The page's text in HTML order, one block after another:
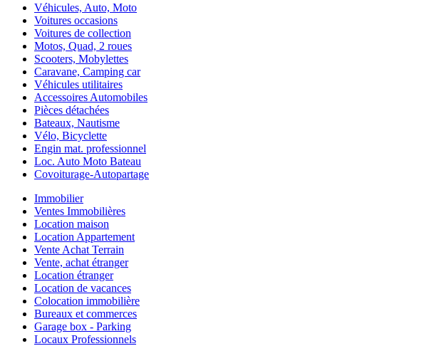
Véhicules, Auto, Moto
Voitures occasions
Voitures de collection
Motos, Quad, 2 roues
Scooters, Mobylettes
Caravane, Camping car
Véhicules utilitaires
Accessoires Automobiles
Pièces détachées
Bateaux, Nautisme
Vélo, Bicyclette
Engin mat. professionnel
Loc. Auto Moto Bateau
Covoiturage-Autopartage
Immobilier
Ventes Immobilières
Location maison
Location Appartement
Vente Achat Terrain
Vente, achat étranger
Location étranger
Location de vacances
Colocation immobilière
Bureaux et commerces
Garage box - Parking
Locaux Professionnels